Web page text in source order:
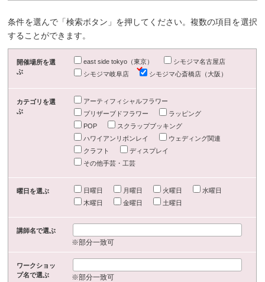
条件を選んで「検索ボタン」を押してください。複数の項目を選択
することができます。
開催場所を選
ぶ
east side tokyo（東京）
シモジマ名古屋店
シモジマ岐阜店
シモジマ心斎橋店（大阪）
カテゴリを選
ぶ
アーティフィシャルフラワー
プリザーブドフラワー
ラッピング
POP
スクラップブッキング
ハワイアンリボンレイ
ウェディング関連
クラフト
ディスプレイ
その他手芸・工芸
曜日を選ぶ 日曜日 月曜日 火曜日
水曜日
木曜日
金曜日 土曜日
講師名で選ぶ
※部分一致可
ワークショッ
プ名で選ぶ
※部分一致可